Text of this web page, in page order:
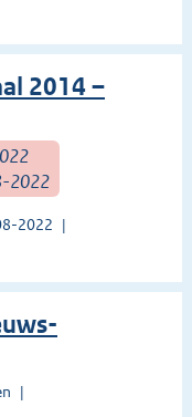
2014 –
2022
2022